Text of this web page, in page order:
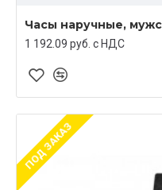
Часы наручные,
1 192.09 руб. c НДС
ПОД ЗАКАЗ